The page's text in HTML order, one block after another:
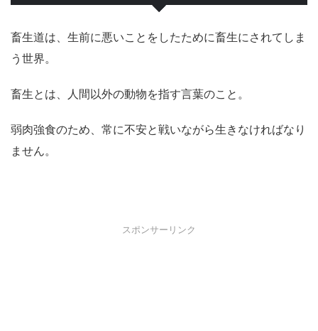
畜生道は、生前に悪いことをしたために畜生にされてしま
う世界。
畜生とは、人間以外の動物を指す言葉のこと。
弱肉強食のため、常に不安と戦いながら生きなければなり
ません。
スポンサーリンク